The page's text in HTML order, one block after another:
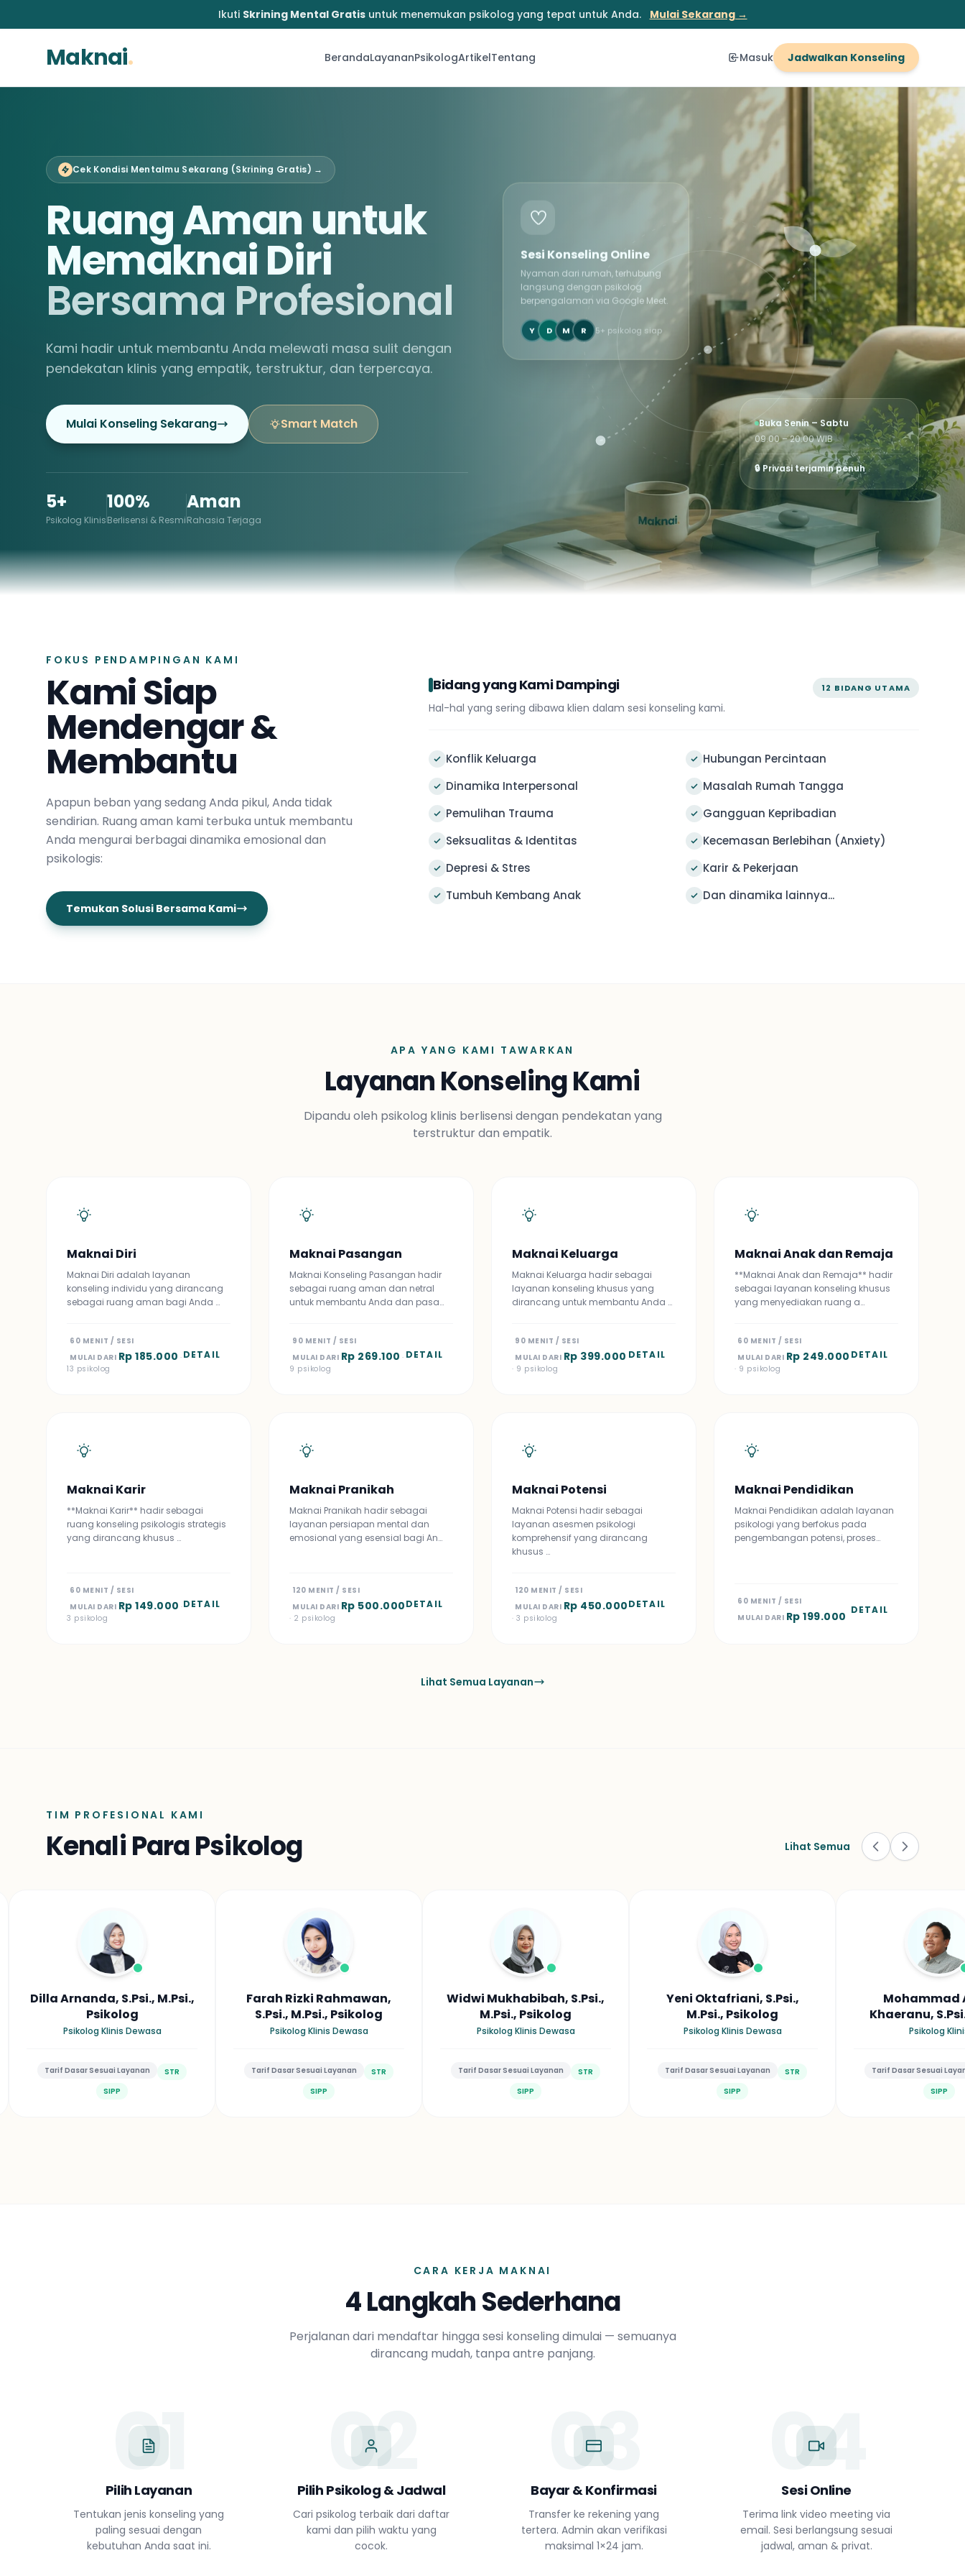
Ikuti Skrining Mental Gratisuntuk menemukan psikolog yang tepat untuk Anda. Mulai Sekarang →
Maknai. BerandaLayananPsikologArtikelTentang Masuk Jadwalkan Konseling
Cek Kondisi Mentalmu Sekarang (Skrining Gratis) →
Ruang Aman untuk
Memaknai Diri
Bersama Profesional
Kami hadir untuk membantu Anda melewati masa sulit dengan
pendekatan klinis yang empatik, terstruktur, dan terpercaya.
Mulai Konseling Sekarang Smart Match
5+
Psikolog Klinis
100%
Berlisensi & Resmi
Aman
Rahasia Terjaga
Sesi Konseling Online
Nyaman dari rumah, terhubung
langsung dengan psikolog
berpengalaman via Google Meet.
Y D M R 5+ psikolog siap
Buka Senin – Sabtu
09.00 – 20.00 WIB
🔒 Privasi terjamin penuh
FOKUS PENDAMPINGAN KAMI
Kami Siap
Mendengar &
Membantu
Apapun beban yang sedang Anda pikul, Anda tidak
sendirian. Ruang aman kami terbuka untuk membantu
Anda mengurai berbagai dinamika emosional dan
psikologis:
Temukan Solusi Bersama Kami
Bidang yang Kami Dampingi
Hal-hal yang sering dibawa klien dalam sesi konseling kami.
12 BIDANG UTAMA
Konflik Keluarga
Hubungan Percintaan
Dinamika Interpersonal
Masalah Rumah Tangga
Pemulihan Trauma
Gangguan Kepribadian
Seksualitas & Identitas
Kecemasan Berlebihan (Anxiety)
Depresi & Stres
Karir & Pekerjaan
Tumbuh Kembang Anak
Dan dinamika lainnya...
APA YANG KAMI TAWARKAN
Layanan Konseling Kami
Dipandu oleh psikolog klinis berlisensi dengan pendekatan yang
terstruktur dan empatik.
Maknai Diri
Maknai Diri adalah layanan
konseling individu yang dirancang
sebagai ruang aman bagi Anda …
60 MENIT / SESI
MULAI DARI Rp 185.000 ·
13 psikolog
DETAIL
Maknai Pasangan
Maknai Konseling Pasangan hadir
sebagai ruang aman dan netral
untuk membantu Anda dan pasa…
90 MENIT / SESI
MULAI DARI Rp 269.100 ·
9 psikolog
DETAIL
Maknai Keluarga
Maknai Keluarga hadir sebagai
layanan konseling khusus yang
dirancang untuk membantu Anda …
90 MENIT / SESI
MULAI DARI Rp 399.000
· 9 psikolog
DETAIL
Maknai Anak dan Remaja
**Maknai Anak dan Remaja** hadir
sebagai layanan konseling khusus
yang menyediakan ruang a…
60 MENIT / SESI
MULAI DARI Rp 249.000
· 9 psikolog
DETAIL
Maknai Karir
**Maknai Karir** hadir sebagai
ruang konseling psikologis strategis
yang dirancang khusus …
60 MENIT / SESI
MULAI DARI Rp 149.000 ·
3 psikolog
DETAIL
Maknai Pranikah
Maknai Pranikah hadir sebagai
layanan persiapan mental dan
emosional yang esensial bagi An…
120 MENIT / SESI
MULAI DARI Rp 500.000
· 2 psikolog
DETAIL
Maknai Potensi
Maknai Potensi hadir sebagai
layanan asesmen psikologi
komprehensif yang dirancang
khusus …
120 MENIT / SESI
MULAI DARI Rp 450.000
· 3 psikolog
DETAIL
Maknai Pendidikan
Maknai Pendidikan adalah layanan
psikologi yang berfokus pada
pengembangan potensi, proses…
60 MENIT / SESI
MULAI DARI Rp 199.000 DETAIL
Lihat Semua Layanan
TIM PROFESIONAL KAMI
Kenali Para Psikolog Lihat Semua
Dilla Arnanda, S.Psi., M.Psi.,
Psikolog
Psikolog Klinis Dewasa
Tarif Dasar Sesuai Layanan
STR
SIPP
Farah Rizki Rahmawan,
S.Psi., M.Psi., Psikolog
Psikolog Klinis Dewasa
Tarif Dasar Sesuai Layanan
STR
SIPP
Widwi Mukhabibah, S.Psi.,
M.Psi., Psikolog
Psikolog Klinis Dewasa
Tarif Dasar Sesuai Layanan
STR
SIPP
Yeni Oktafriani, S.Psi.,
M.Psi., Psikolog
Psikolog Klinis Dewasa
Tarif Dasar Sesuai Layanan
STR
SIPP
Mohammad
Khaeranu,
Psikolog
Psikolog
Tarif Dasar Sesuai
SIPP
CARA KERJA MAKNAI
4 Langkah Sederhana
Perjalanan dari mendaftar hingga sesi konseling dimulai — semuanya
dirancang mudah, tanpa antre panjang.
01
Pilih Layanan
Tentukan jenis konseling yang
paling sesuai dengan
kebutuhan Anda saat ini.
02
Pilih Psikolog & Jadwal
Cari psikolog terbaik dari daftar
kami dan pilih waktu yang
cocok.
03
Bayar & Konfirmasi
Transfer ke rekening yang
tertera. Admin akan verifikasi
maksimal 1×24 jam.
04
Sesi Online
Terima link video meeting via
email. Sesi berlangsung sesuai
jadwal, aman & privat.